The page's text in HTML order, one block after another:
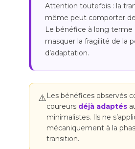
Attention toutefois : la
même peut comporter
Le bénéfice à long terme
masquer la fragilité de la
d’adaptation.
⚠️Les bénéfices observés
coureurs déjà adaptés
minimalistes. Ils ne
mécaniquement à la
transition.